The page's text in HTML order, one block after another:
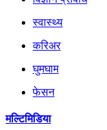
स्वास्थ्य
करिअर
घुमघाम
फेसन
मल्टिमिडिया